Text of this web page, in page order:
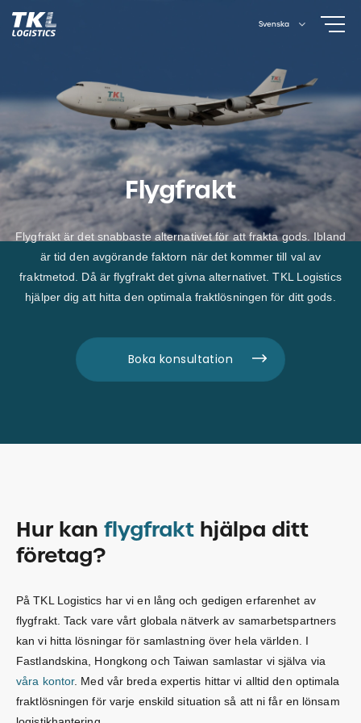
Skip
to
Svenska
Flygfrakt
Flygfrakt är det snabbaste alternativet för att frakta gods. Ibland
är tid den avgörande faktorn när det kommer till val av
fraktmetod. Då är flygfrakt det givna alternativet. TKL Logistics
hjälper dig att hitta den optimala fraktlösningen för ditt gods.
Boka konsultation
Hur kan flygfrakt hjälpa ditt
företag?
På TKL Logistics har vi en lång och gedigen erfarenhet av
flygfrakt. Tack vare vårt globala nätverk av samarbetspartners
kan vi hitta lösningar för samlastning över hela världen. I
Fastlandskina, Hongkong och Taiwan samlastar vi själva via
våra kontor. Med vår breda expertis hittar vi alltid den optimala
fraktlösningen för varje enskild situation så att ni får en lönsam